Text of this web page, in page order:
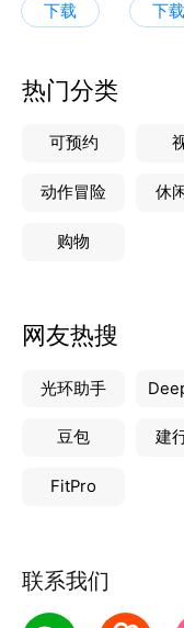
下载 下载
热门分类
可预约
动作冒险 休
购物
网友热搜
光环助手
豆包 建
FitPro
联系我们